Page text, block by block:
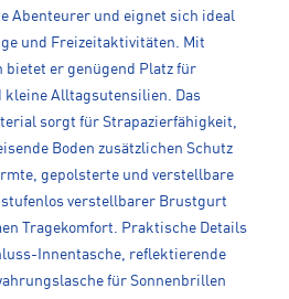
Abenteurer und eignet sich ideal
und Freizeitaktivitäten. Mit
bietet er genügend Platz für
kleine Alltagsutensilien. Das
sorgt für Strapazierfähigkeit,
Boden zusätzlichen Schutz
gepolsterte und verstellbare
verstellbarer Brustgurt
Tragekomfort. Praktische Details
Innentasche, reflektierende
für Sonnenbrillen